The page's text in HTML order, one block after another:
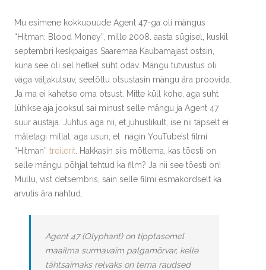
Mu esimene kokkupuude Agent 47-ga oli mängus
“Hitman: Blood Money”, mille 2008. aasta sügisel, kuskil
septembri keskpaigas Saaremaa Kaubamajast ostsin,
kuna see oli sel hetkel suht odav. Mängu tutvustus oli
väga väljakutsuv, seetõttu otsustasin mängu ära proovida.
Ja ma ei kahetse oma otsust. Mitte küll kohe, aga suht
lühikse aja jooksul sai minust selle mängu ja Agent 47
suur austaja. Juhtus aga nii, et juhuslikult, ise nii täpselt ei
mäletagi millal, aga usun, et nägin YouTube’st filmi
“Hitman” treilerit . Hakkasin siis mõtlema, kas tõesti on
selle mängu põhjal tehtud ka film? Ja nii see tõesti on!
Mullu, vist detsembris, sain selle filmi esmakordselt ka
arvutis ära nähtud.
Agent 47 (Olyphant) on tipptasemel
maailma surmavaim palgamõrvar, kelle
tähtsaimaks relvaks on tema raudsed